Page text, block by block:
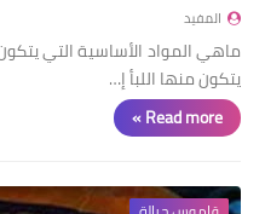
المفيد
ماهي المواد الأساسية التي
يتكون منها اللبأ إ…
Read more »